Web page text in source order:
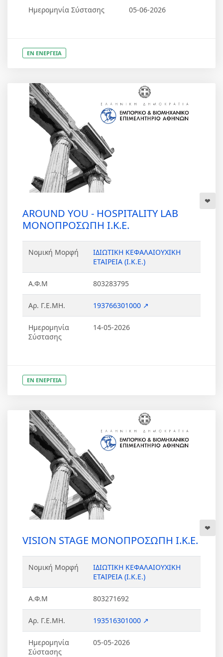
Ημερομηνία Σύστασης 05-06-2026
ΕΝ ΕΝΕΡΓΕΙΑ
AROUND YOU - HOSPITALITY LAB
ΜΟΝΟΠΡΟΣΩΠΗ Ι.Κ.Ε.
Νομική Μορφή
ΙΔΙΩΤΙΚΗ ΚΕΦΑΛΑΙΟΥΧΙΚΗ
ΕΤΑΙΡΕΙΑ (Ι.Κ.Ε.)
Α.Φ.Μ 803283795
Αρ. Γ.Ε.ΜΗ. 193766301000 ↗
Ημερομηνία
Σύστασης
14-05-2026
ΕΝ ΕΝΕΡΓΕΙΑ
VISION STAGE ΜΟΝΟΠΡΟΣΩΠΗ Ι.Κ.Ε.
Νομική Μορφή
ΙΔΙΩΤΙΚΗ ΚΕΦΑΛΑΙΟΥΧΙΚΗ
ΕΤΑΙΡΕΙΑ (Ι.Κ.Ε.)
Α.Φ.Μ 803271692
Αρ. Γ.Ε.ΜΗ. 193516301000 ↗
Ημερομηνία
Σύστασης
05-05-2026